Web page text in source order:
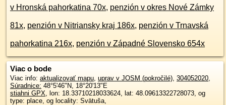
v Hronská pahorkatina 70x, penzión v okres Nové Zámky
81x, penzión v Nitriansky kraj 186x, penzión v Trnavská
pahorkatina 216x, penzión v Západné Slovensko 654x
Viac o bode
Viac info: aktualizovať mapu, uprav v JOSM (pokročilé), 304052020,
Súradnice: 48°5'46"N, 18°20'13"E
stiahni GPX, lon: 18.33710218033624, lat: 48.09613322728073, og
type: place, og locality: Svätuša,